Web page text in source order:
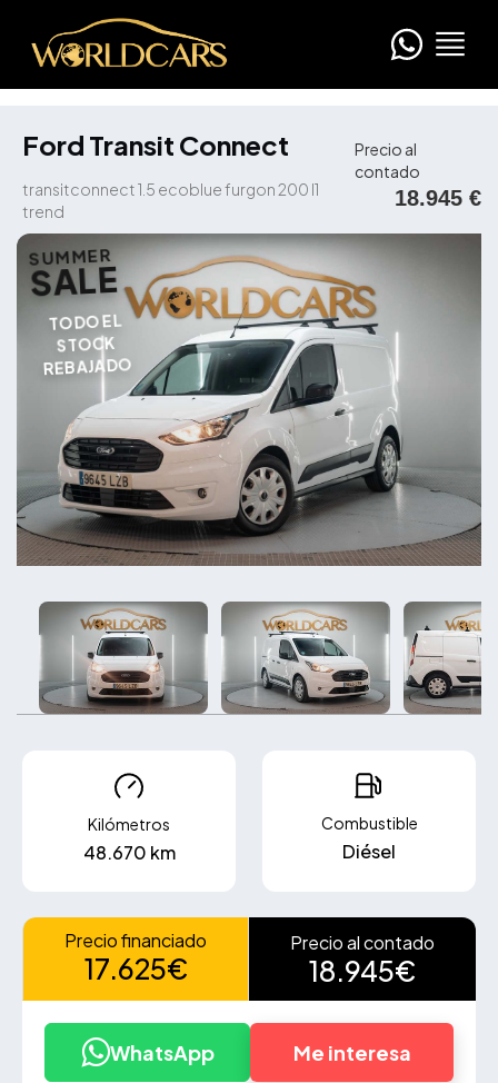
Ford Transit Connect
transitconnect 1.5 ecoblue furgon 200 l1
trend
Precio al
contado
18.945 €
SUMMER
SALE
TODO EL
STOCK
REBAJADO
Kilómetros
48.670 km
Combustible
Diésel
Precio financiado
17.625€
Precio al contado
18.945€
WhatsApp
Me interesa